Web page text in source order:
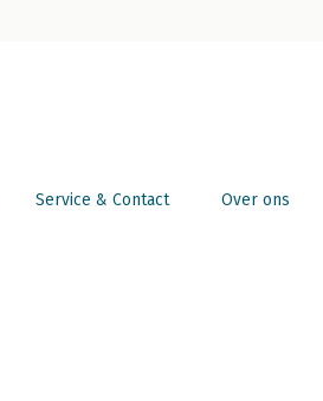
Service & Contact Over ons